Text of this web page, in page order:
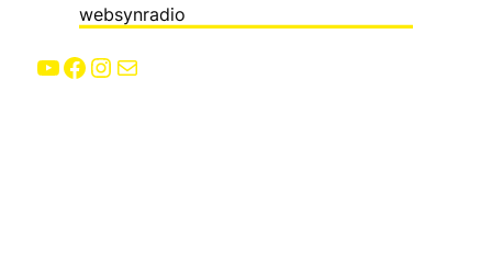
YouTube Facebook Instagram E-mail